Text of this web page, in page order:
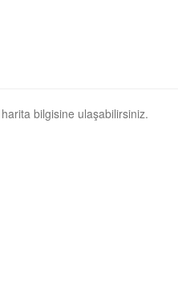
bilgisine ulaşabilirsiniz.